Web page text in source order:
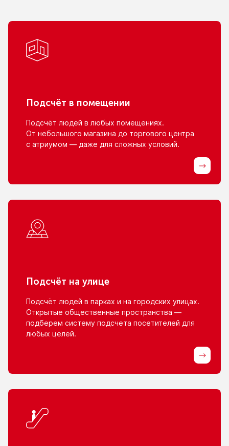
Подсчёт в помещении
Подсчёт людей в любых помещениях.
От небольшого магазина до торгового центра
с атриумом — даже для сложных условий.
Подсчёт на улице
Подсчёт людей в парках и на городских улицах.
Открытые общественные пространства —
подберем систему подсчета посетителей для
любых целей.